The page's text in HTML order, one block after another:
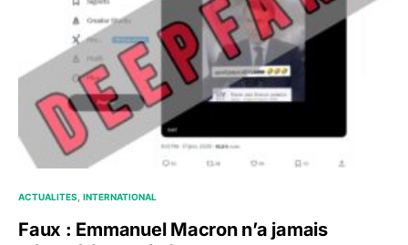
ACTUALITES INTERNATIONAL
Faux : Emmanuel Macron n’a jamais